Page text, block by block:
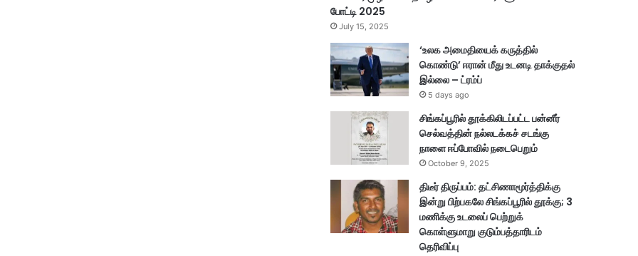
போட்டி 2025
July 15, 2025
‘உலக அமைதியைக் கருத்தில்
கொண்டு’ ஈரான் மீது உடனடி தாக்குதல்
இல்லை – ட்ரம்ப்
5 days ago
சிங்கப்பூரில் தூக்கிலிடப்பட்ட பன்னீர்
செல்வத்தின் நல்லடக்கச் சடங்கு
நாளை ஈப்போவில் நடைபெறும்
October 9, 2025
திடீர் திருப்பம்: தட்சிணாமூர்த்திக்கு
இன்று பிற்பகலே சிங்கப்பூரில் தூக்கு; 3
மணிக்கு உடலைப் பெற்றுக்
கொள்ளுமாறு குடும்பத்தாரிடம்
தெரிவிப்பு